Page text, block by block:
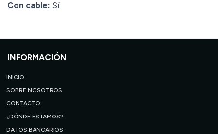
Con cable: Sí
INFORMACIÓN
INICIO
SOBRE NOSOTROS
CONTACTO
¿DÓNDE ESTAMOS?
DATOS BANCARIOS